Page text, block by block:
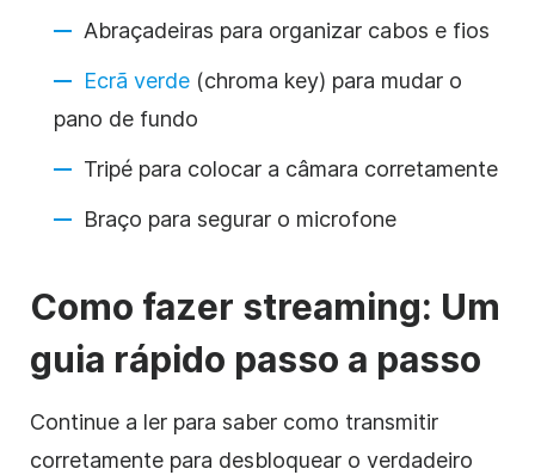
Abraçadeiras para organizar cabos e fios
Ecrã verde (chroma key) para mudar o
pano de fundo
Tripé para colocar a câmara corretamente
Braço para segurar o microfone
Como fazer streaming: Um
guia rápido passo a passo
Continue a ler para saber como transmitir
corretamente para desbloquear o verdadeiro